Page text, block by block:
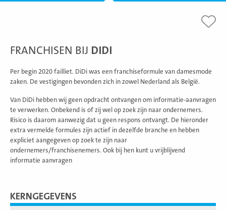
FRANCHISEN BIJ DIDI
Per begin 2020 failliet. DiDi was een franchiseformule van damesmode
zaken. De vestigingen bevonden zich in zowel Nederland als België.
Van DiDi hebben wij geen opdracht ontvangen om informatie-aanvragen
te verwerken. Onbekend is of zij wel op zoek zijn naar ondernemers.
Risico is daarom aanwezig dat u geen respons ontvangt. De hieronder
extra vermelde formules zijn actief in dezelfde branche en hebben
expliciet aangegeven op zoek te zijn naar
ondernemers/franchisenemers. Ook bij hen kunt u vrijblijvend
informatie aanvragen
KERNGEGEVENS